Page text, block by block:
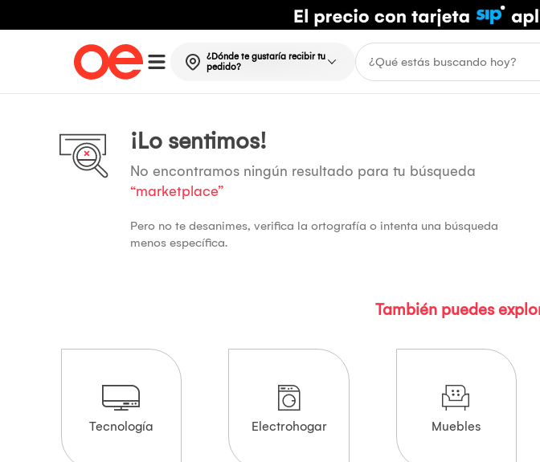
¿Dónde te gustaría recibir tu
pedido?
¡Lo sentimos!
No encontramos ningún resultado para tu búsqueda
“marketplace”
Pero no te desanimes, verifica la ortografía o intenta una búsqueda
menos específica.
También puedes
Tecnología Electrohogar Muebles